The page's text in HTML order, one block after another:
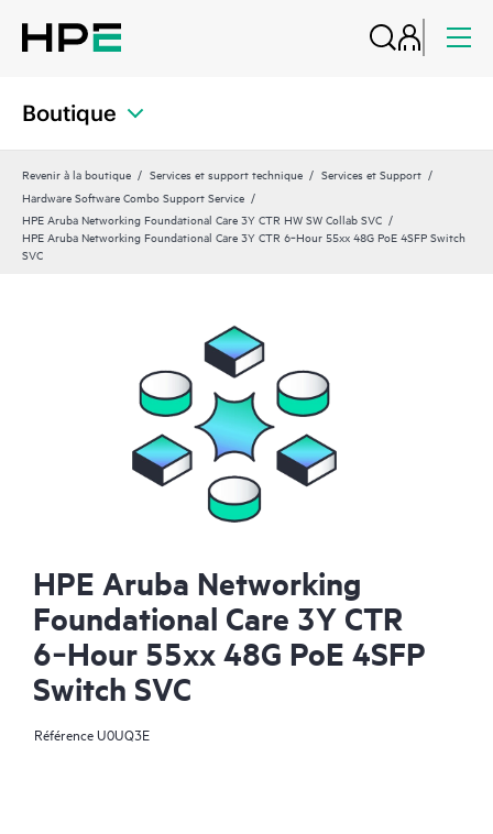
Boutique
Revenir à la boutique Services et support technique
Services et Support
Hardware Software Combo Support Service
HPE Aruba Networking Foundational Care 3Y CTR HW SW Collab SVC
HPE Aruba Networking Foundational Care 3Y CTR 6‑Hour 55xx 48G PoE 4SFP Switch
SVC
HPE Aruba Networking
Foundational Care 3Y CTR
6‑Hour 55xx 48G PoE 4SFP
Switch SVC
RéférenceU0UQ3E